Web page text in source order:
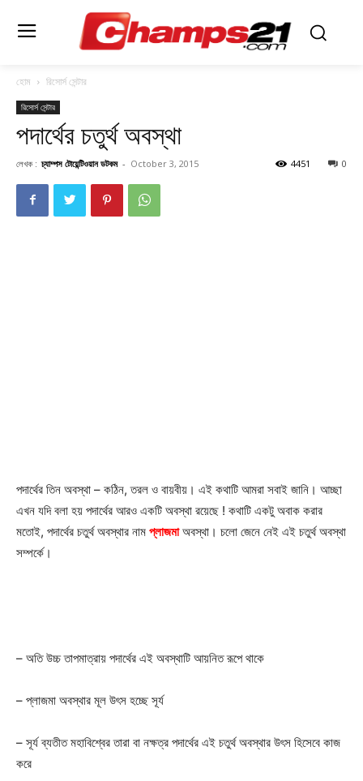
হোম রিসোর্স সেন্টার
রিসোর্স সেন্টার
পদার্থের চতুর্থ অবস্থা
লেখক : চ্যাম্পস টোয়েন্টিওয়ান ডটকম - October 3, 2015 0
4451
পদার্থের তিন অবস্থা – কঠিন, তরল ও বায়বীয়। এই কথাটি আমরা সবাই জানি। আচ্ছা
এখন যদি বলা হয় পদার্থের আরও একটি অবস্থা রয়েছে ! কথাটি একটু অবাক করার
মতোই, পদার্থের চতুর্থ অবস্থার নাম প্লাজমাঅবস্থা। চলো জেনে নেই এই চতুর্থ অবস্থা
সম্পর্কে।
– অতি উচ্চ তাপমাত্রায় পদার্থের এই অবস্থাটি আয়নিত রূপে থাকে
– প্লাজমা অবস্থার মূল উৎস হচ্ছে সূর্য
– সূর্য ব্যতীত মহাবিশ্বের তারা বা নক্ষত্র পদার্থের এই চতুর্থ অবস্থার উৎস হিসেবে কাজ
করে